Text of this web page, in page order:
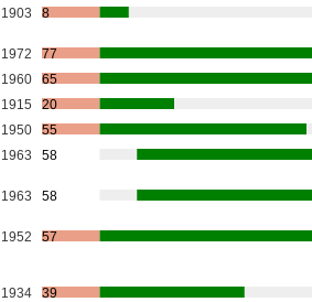
1903 8
1972
77
1960
65
1915
20
1950
55
1963 58
1963 58
1952 57
1934 39